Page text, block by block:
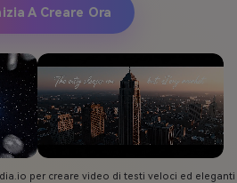
A Creare Ora
per creare video di testi veloci ed eleganti